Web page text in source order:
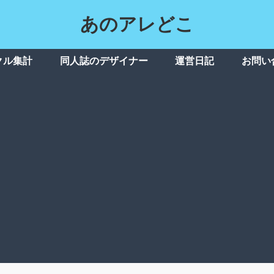
あのアレどこ
ル集計 同人誌のデザイナー 運営日記 お問い